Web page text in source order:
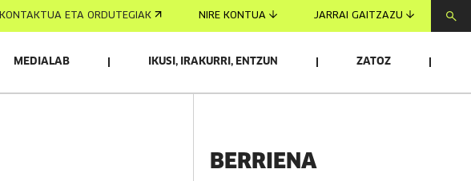
KONTAKTUA ETA ORDUTEGIAK NIRE KONTUA JARRAI GAITZAZU
MEDIALAB IKUSI, IRAKURRI, ENTZUN ZATOZ
BERRIENA